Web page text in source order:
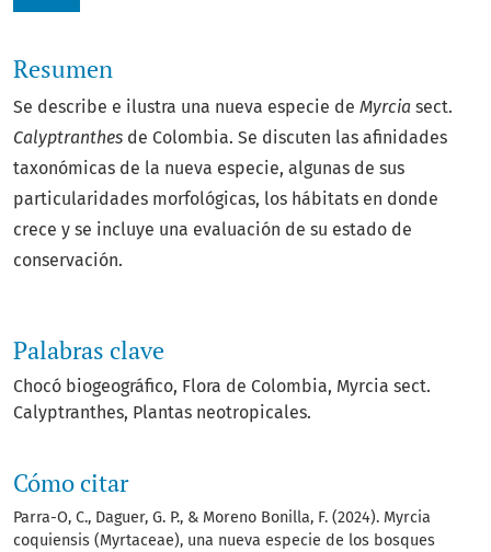
Palabras clave
Chocó biogeográfico Flora de Colombia Myrcia sect.
Calyptranthes Plantas neotropicales.
Cómo citar
Parra-O, C., Daguer, G. P., & Moreno Bonilla, F. (2024). Myrcia
coquiensis (Myrtaceae), una nueva especie de los bosques
Resumen
Se describe e ilustra una nueva especie de Myrcia sect.
Calyptranthes de Colombia. Se discuten las afinidades
taxonómicas de la nueva especie, algunas de sus
particularidades morfológicas, los hábitats en donde
crece y se incluye una evaluación de su estado de
conservación.